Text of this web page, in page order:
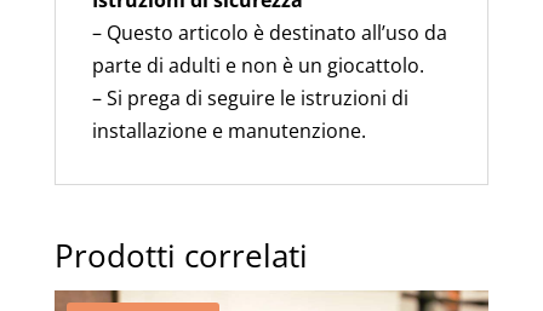
– Questo articolo è destinato all’uso da
parte di adulti e non è un giocattolo.
– Si prega di seguire le istruzioni di
installazione e manutenzione.
Prodotti correlati